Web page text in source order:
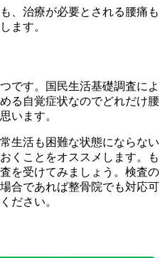
、治療が必要とされる腰痛も
ます。
です。国民生活基礎調査によ
る自覚症状なのでどれだけ腰
います。
生活も困難な状態にならない
くことをオススメします。も
を受けてみましょう。検査の
合であれば整骨院でも対応可
ださい。